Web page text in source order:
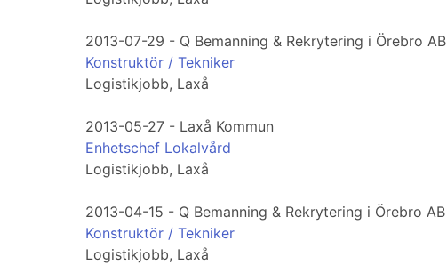
2013-07-29 - Q Bemanning & Rekrytering i Örebro AB
Konstruktör / Tekniker
Logistikjobb, Laxå
2013-05-27 - Laxå Kommun
Enhetschef Lokalvård
Logistikjobb, Laxå
2013-04-15 - Q Bemanning & Rekrytering i Örebro AB
Konstruktör / Tekniker
Logistikjobb, Laxå